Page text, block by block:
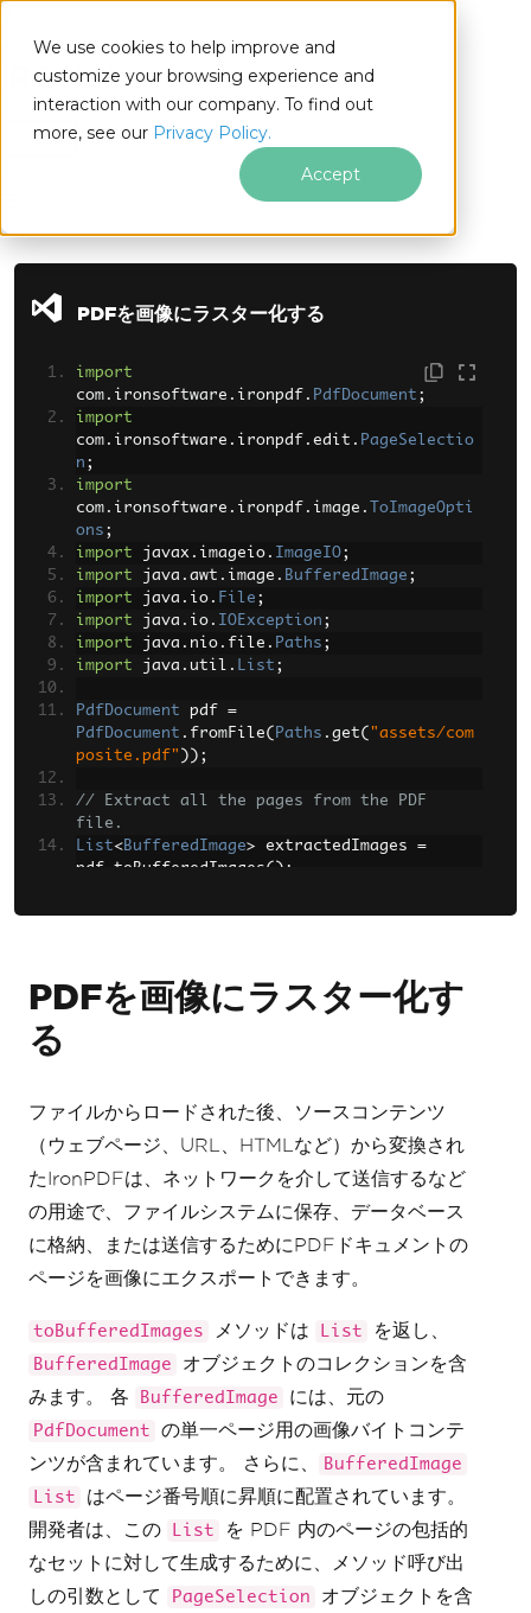
We use cookies to help improve and
customize your browsing experience and
interaction with our company. To find out
more, see our Privacy Policy.
Accept
Java
フッターコンテンツにスキップ
PDFを画像にラスター化する
import
com . ironsoftware . ironpdf . PdfDocument ;
import
com . ironsoftware . ironpdf . edit . PageSelectio
n ;
import
com . ironsoftware . ironpdf . image .
ToImageOpti
ons ;
import javax . imageio . ImageIO;
import java . awt . image . BufferedImage ;
import java . io . File ;
import java . io . IOException ;
import java . nio . file . Paths ;
import java . util . List ;
PdfDocument pdf =
PdfDocument . fromFile( Paths . get( "assets/com
posite.pdf" ));
// Extract all the pages from the PDF
file.
List<BufferedImage> extractedImages =
pdf
toBufferedImages();
// With the ToImageOptions object, specify
ToImageOptions
rasterOptions
ToImageOptions();
with a PageSelection object to choose the
pages from which to
//
// Available PageSelection methods
singlePage(int pageIndex),
// and pageRange(int startingPage, int
List
sizedExtractedImages
pdf. toBufferedImages rasterOptions,
PageSelection.allPages ());
// Save all the extracted images to a file
location
int
i = 1 ;
for
( BufferedImage extractedImage
sizedExtractedImages )
{
String
fileName = "assets/images/"
+
++
ImageIO .write (extractedImage, "PNG",
new
File( fileName));
PDFを画像にラスター化す
る
ファイルからロードされた後、ソースコンテンツ
（ウェブページ、URL、HTMLなど）から変換され
たIronPDFは、ネットワークを介して送信するなど
の用途で、ファイルシステムに保存、データベース
に格納、または送信するためにPDFドキュメントの
ページを画像にエクスポートできます。
toBufferedImages メソッドは List を返し、
BufferedImage
オブジェクトのコレクションを含
みます。 各
BufferedImage には、元の
PdfDocument
の単一ページ用の画像バイトコンテ
ンツが含まれています。 さらに、
BufferedImage
List
はページ番号順に昇順に配置されています。
開発者は、この
List
を PDF 内のページの包括的
なセットに対して生成するために、メソッド呼び出
しの引数として
PageSelection
オブジェクトを含